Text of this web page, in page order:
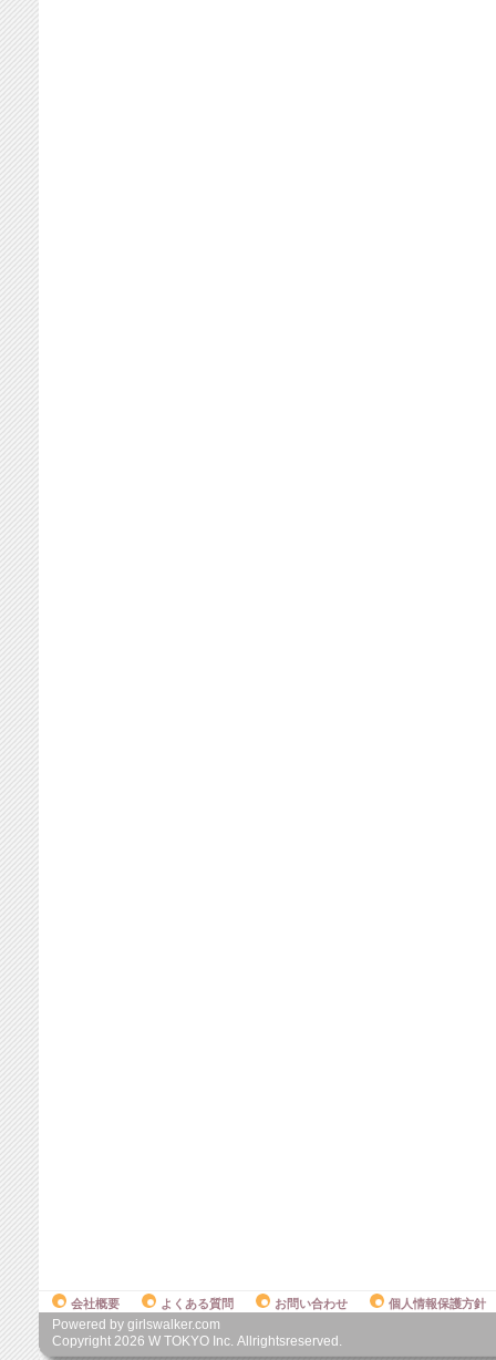
会社概要 よくある質問 お問い合わせ 個人情報保護方針
Powered by girlswalker.com
Copyright 2026 W TOKYO Inc. Allrightsreserved.